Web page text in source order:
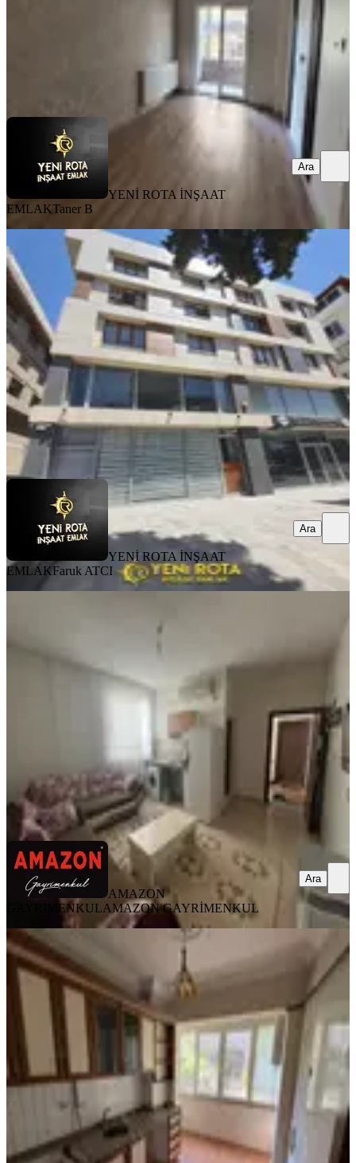
YENİ ROTA İNŞAAT EMLAKTaner B
YENİ ROTA İNŞAAT
EMLAKTaner B
Ara
MANZARALI
Yeni Rota'dan Çarşı Merkezde Eşyalı
2+0 Kiralık Daire
Dulkadiroğlu, Yeni Şehir Mahallesi
2+0·95 m²·3. Kat·31.07.2026
17.000 ₺
YENİ ROTA İNŞAAT EMLAKFaruk ATCI
Ara
YENİ ROTA İNŞAAT
EMLAKFaruk ATCI
Ara
Faturalar Dahil Eşyalı 1+1!!
Dulkadiroğlu, Egemenlik Mahallesi
1+1·60 m² 3. Kat·22.07.2026
AMAZON GAYRİMENKUL AMAZON GAYRİMENKUL
Ara
AMAZON
GAYRİMENKULAMAZON GAYRİMENKUL
Ara
SİTE İÇİ
Amazon'dan Aslanbey İlkokulu
Civarı 2+1 Kiralık Daire!!!
Dulkadiroğlu, Namık Kemal Mahallesi
· 110 m²·2. Kat 20.07.2026
AMAZON GAYRİMENKUL AMAZON GAYRİMENKUL
Ara